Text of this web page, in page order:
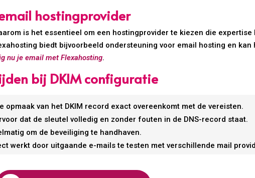
hostingprovider
is het essentieel om een hostingprovider te kiezen die
biedt bijvoorbeeld ondersteuning voor email hosting en kan
nu je email met Flexahosting.
bij DKIM configuratie
opmaak van het DKIM record exact overeenkomt met de vereisten.
dat de sleutel volledig en zonder fouten in de DNS-record staat.
om de beveiliging te handhaven.
werkt door uitgaande e-mails te testen met verschillende mail